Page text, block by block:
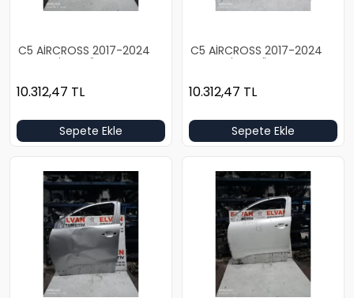
C5 AİRCROSS 2017-2024
BOŞ GRİ SOL ÖN KAPI
10.312,47 TL
Sepete Ekle
C5 AİRCROSS 2017-2024
BOŞ GRİ SOL ÖN KAPI
10.312,47 TL
Sepete Ekle